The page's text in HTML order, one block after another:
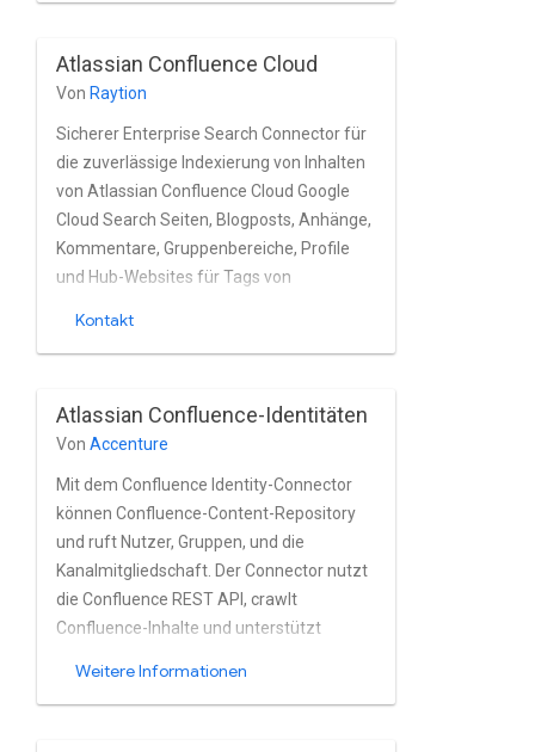
Atlassian Confluence Cloud
Von Raytion
Sicherer Enterprise Search Connector für
die zuverlässige Indexierung von Inhalten
von Atlassian Confluence Cloud Google
Cloud Search Seiten, Blogposts, Anhänge,
Kommentare, Gruppenbereiche, Profile
und Hub-Websites für Tags von
Cloud zu verstehen.
Kontakt
Atlassian Confluence-Identitäten
Von Accenture
Mit dem Confluence Identity-Connector
können Confluence-Content-Repository
und ruft Nutzer, Gruppen, und die
Kanalmitgliedschaft. Der Connector nutzt
die Confluence REST API, crawlt
Confluence-Inhalte und unterstützt
Weitere Informationen